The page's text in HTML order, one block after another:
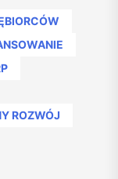
ROZWÓJ